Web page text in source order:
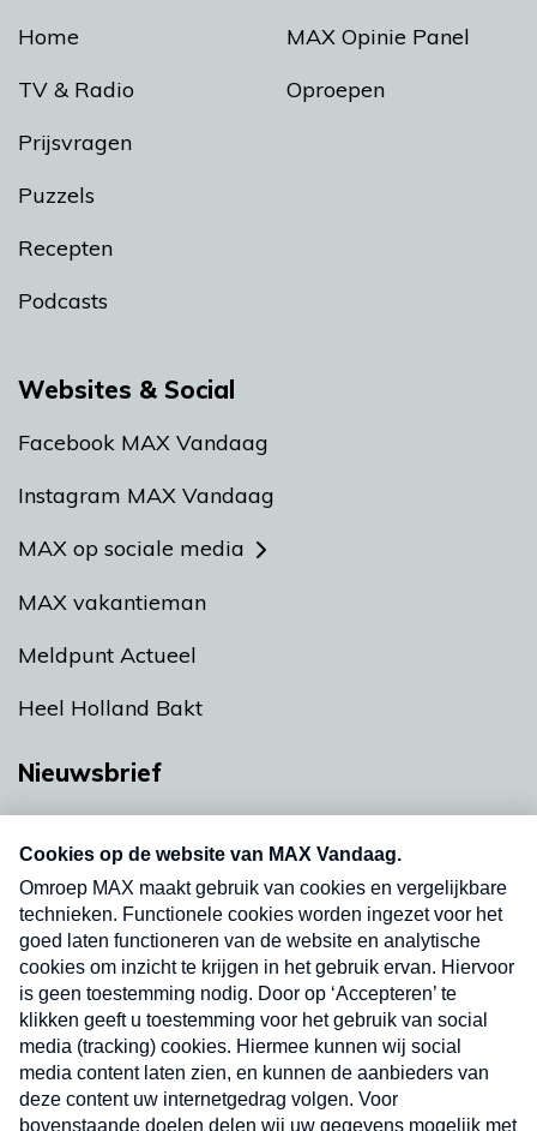
Home
TV & Radio
Prijsvragen
Puzzels
Recepten
Podcasts
MAX Opinie Panel
Oproepen
Websites & Social
Facebook MAX Vandaag
Instagram MAX Vandaag
MAX op sociale media
MAX vakantieman
Meldpunt Actueel
Heel Holland Bakt
Nieuwsbrief
nieuwsbrief. Elke vrijdag- en dinsdagochtend in
uw mailbox.
Verzend